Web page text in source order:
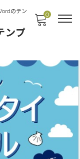
のテン
ンプ
0